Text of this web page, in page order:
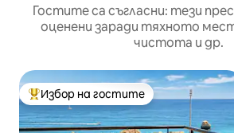
Гостите са съгласни: тези
оценени заради тяхното
чистота и др.
Най-популярен избор на гостите
Избор на гостите